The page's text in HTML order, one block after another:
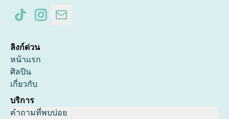
ลิงก์ด่วน
หน้าแรก
ศิลปิน
เกี่ยวกับ
บริการ
คำถามที่พบบ่อย